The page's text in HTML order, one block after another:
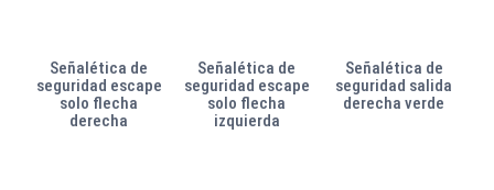
Señalética de
seguridad escape
solo flecha
derecha
Señalética de
seguridad escape
solo flecha
izquierda
Señalética de
seguridad salida
derecha verde